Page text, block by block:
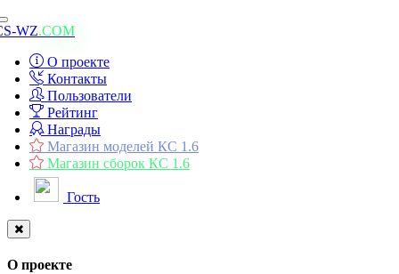
Toggle
navigation
WZ.COM
О проекте
Контакты
Пользователи
Рейтинг
Награды
Магазин моделей КС 1.6
Магазин сборок КС 1.6
Гость
О проекте